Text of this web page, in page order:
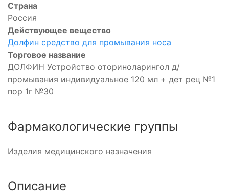
Страна
Россия
Действующее вещество
Долфин средство для промывания носа
Торговое название
ДОЛФИН Устройство оториноларингол д/
промывания индивидуальное 120 мл + дет рец №1
пор 1г №30
Фармакологические группы
Изделия медицинского назначения
Описание